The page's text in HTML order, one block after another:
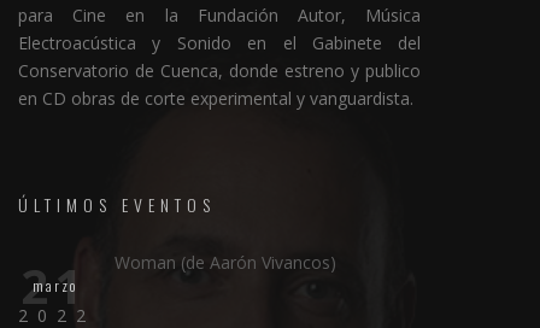
para Cine en la Fundación Autor, Música
Electroacústica y Sonido en el Gabinete del
Conservatorio de Cuenca, donde estreno y publico
en CD obras de corte experimental y vanguardista.
ÚLTIMOS EVENTOS
21
marzo
2022
Woman (de Aarón Vivancos)